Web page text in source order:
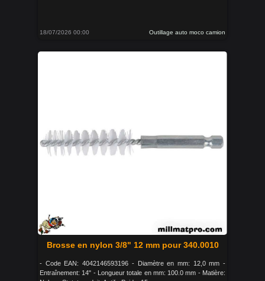
18/07/2026 00:00 Outillage auto moco camion
Brosse en nylon 3/8" 12 mm pour 340.0010
- Code EAN: 4042146593196 - Diamètre en mm: 12,0 mm -
Entraînement: 14" - Longueur totale en mm: 100.0 mm - Matière: